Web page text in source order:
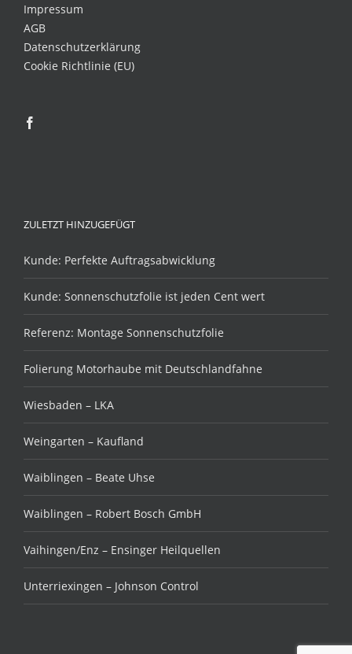
Impressum
AGB
Datenschutzerklärung
Cookie Richtlinie (EU)
ZULETZT HINZUGEFÜGT
Kunde: Perfekte Auftragsabwicklung
Kunde: Sonnenschutzfolie ist jeden Cent wert
Referenz: Montage Sonnenschutzfolie
Folierung Motorhaube mit Deutschlandfahne
Wiesbaden – LKA
Weingarten – Kaufland
Waiblingen – Beate Uhse
Waiblingen – Robert Bosch GmbH
Vaihingen/Enz – Ensinger Heilquellen
Unterriexingen – Johnson Control